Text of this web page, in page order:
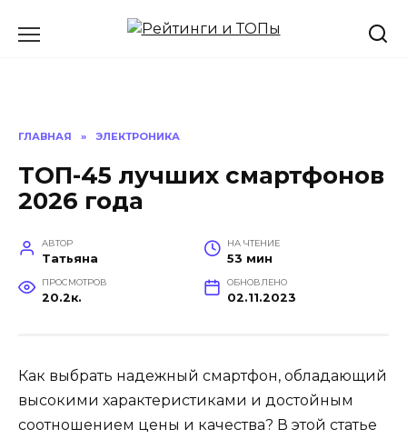
ГЛАВНАЯ » ЭЛЕКТРОНИКА
ТОП-45 лучших смартфонов
2026 года
АВТОР
Татьяна
НА ЧТЕНИЕ
53 мин
ПРОСМОТРОВ
20.2к.
ОБНОВЛЕНО
02.11.2023
Как выбрать надежный смартфон, обладающий
высокими характеристиками и достойным
соотношением цены и качества? В этой статье